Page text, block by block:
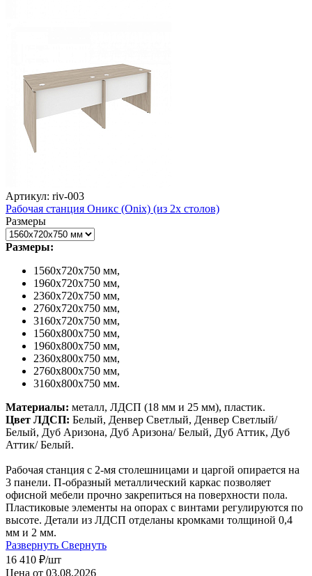
Артикул: riv-003
Рабочая станция Оникс (Onix) (из 2х столов)
Размеры
Размеры:
1560х720х750 мм,
1960х720х750 мм,
2360х720х750 мм,
2760х720х750 мм,
3160х720х750 мм,
1560х800х750 мм,
1960х800х750 мм,
2360х800х750 мм,
2760х800х750 мм,
3160х800х750 мм.
Материалы: металл, ЛДСП (18 мм и 25 мм), пластик.
Цвет ЛДСП: Белый, Денвер Светлый, Денвер Светлый/
Белый, Дуб Аризона, Дуб Аризона/ Белый, Дуб Аттик, Дуб
Аттик/ Белый.
Рабочая станция с 2-мя столешницами и царгой опирается на
3 панели. П-образный металлический каркас позволяет
офисной мебели прочно закрепиться на поверхности пола.
Пластиковые элементы на опорах с винтами регулируются по
высоте. Детали из ЛДСП отделаны кромками толщиной 0,4
мм и 2 мм.
Развернуть Свернуть
16 410 ₽/шт
Цена от 03.08.2026